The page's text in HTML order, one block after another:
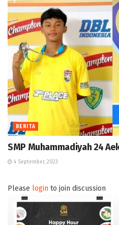
BERITA
SMP Muhammadiyah 24
4 September, 2023
Please login to join discussion